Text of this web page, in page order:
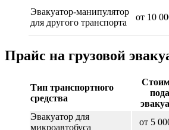
Эвакуатор-манипулятор
для другого транспорта
от 10
Прайс на грузовой
Тип транспортного
средства
Эвакуатор для
микроавтобуса
от 5